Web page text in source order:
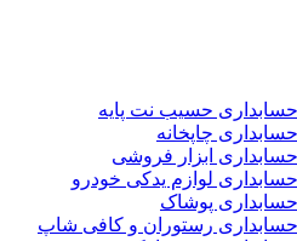
حسابداری حسیب نت پایه
چاپخانه
حسابداری ابزار فروشی
حسابداری لوازم یدکی خودرو
حسابداری پوشاک
حسابداری رستوران و کافی شاپ